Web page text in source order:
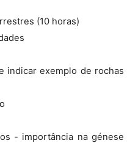
(10 horas)
indicar exemplo de rochas
- importância na génese